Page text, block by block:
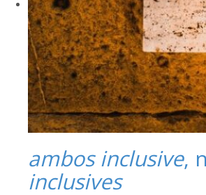
ambos inclusive,
inclusives